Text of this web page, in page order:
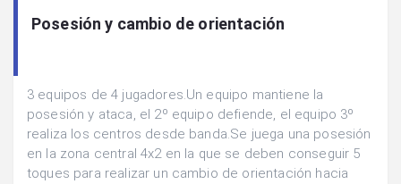
Posesión y cambio de orientación
3 equipos de 4 jugadores.Un equipo mantiene la
posesión y ataca, el 2º equipo defiende, el equipo 3º
realiza los centros desde banda.Se juega una posesión
en la zona central 4x2 en la que se deben conseguir 5
toques para realizar un cambio de orientación hacia